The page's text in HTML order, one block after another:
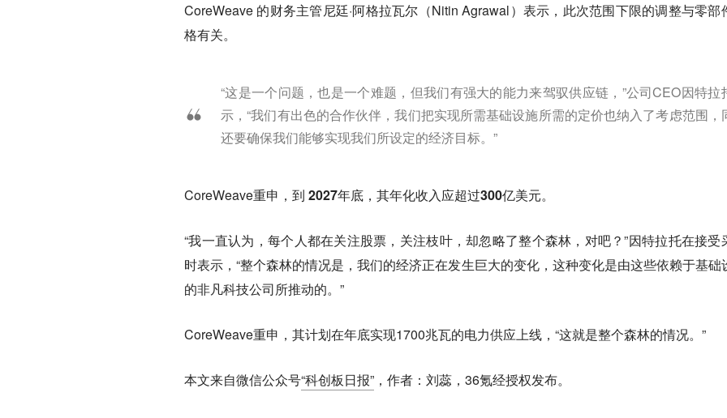
CoreWeave 的财务主管尼廷·阿格拉瓦尔（Nitin Agrawal）表示，此次范围下限的调整与零部
格有关。
“这是一个问题，也是一个难题，但我们有强大的能力来驾驭供应链，”公司CEO因特拉
示，“我们有出色的合作伙伴，我们把实现所需基础设施所需的定价也纳入了考虑范围，
还要确保我们能够实现我们所设定的经济目标。”
CoreWeave重申， 到 2027年底，其年化收入应超过300亿美元。
“我一直认为，每个人都在关注股票，关注枝叶，却忽略了整个森林，对吧？”因特拉托在接受
时表示，“整个森林的情况是，我们的经济正在发生巨大的变化，这种变化是由这些依赖于基础
的非凡科技公司所推动的。”
CoreWeave重申，其计划在年底实现1700兆瓦的电力供应上线，“这就是整个森林的情况。”
本文来自微信公众号“科创板日报” ，作者：刘蕊，36氪经授权发布。